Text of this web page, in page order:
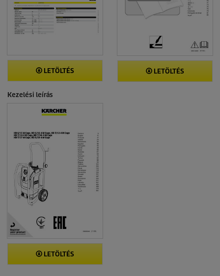
LETÖLTÉS LETÖLTÉS
Kezelési leírás
LETÖLTÉS